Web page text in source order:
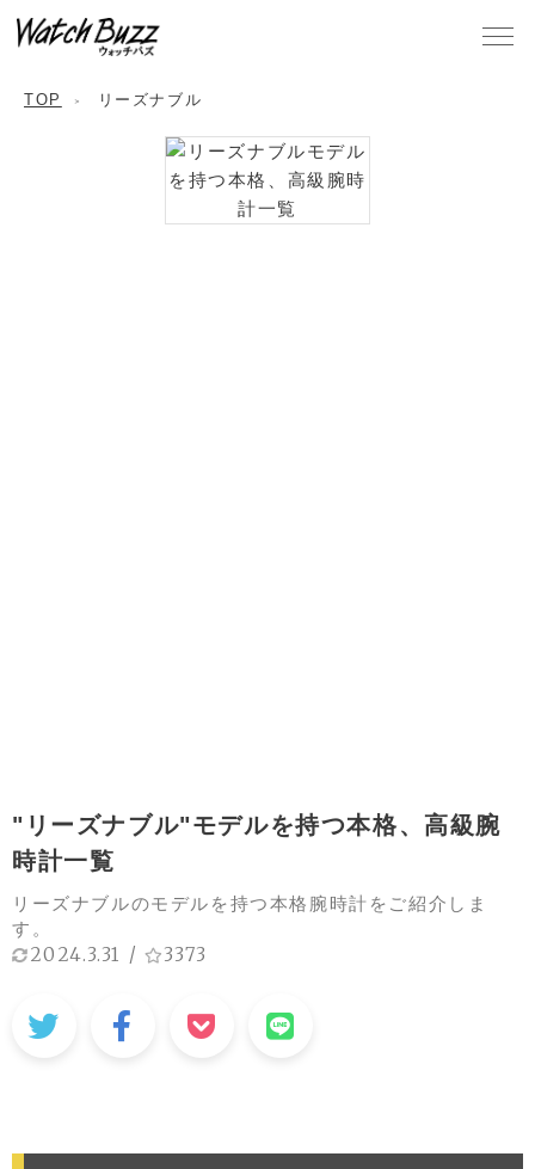
TOP リーズナブル
"リーズナブル"モデルを持つ本格、高級腕
時計一覧
リーズナブルのモデルを持つ本格腕時計をご紹介しま
す。
2024.3.31 / 3373